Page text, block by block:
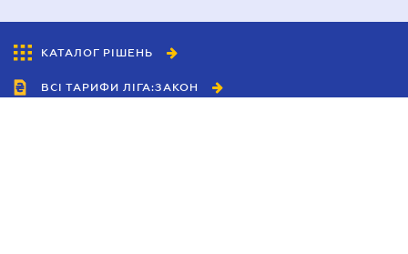
КАТАЛОГ РІШЕНЬ
ВСІ ТАРИФИ ЛІГА:ЗАКОН